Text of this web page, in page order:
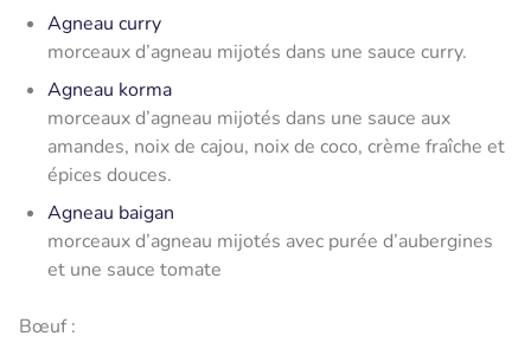
Agneau curry
morceaux d’agneau mijotés dans une sauce curry.
Agneau korma
morceaux d’agneau mijotés dans une sauce aux
amandes, noix de cajou, noix de coco, crème fraîche et
épices douces.
Agneau baigan
morceaux d’agneau mijotés avec purée d’aubergines
et une sauce tomate
Bœuf :